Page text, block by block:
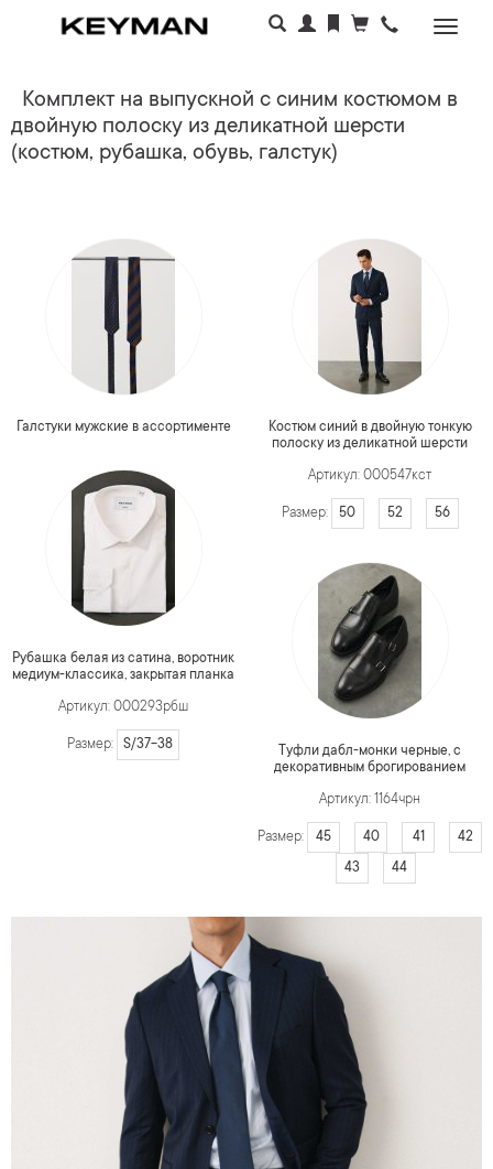
Комплект на выпускной с синим костюмом в
двойную полоску из деликатной шерсти
(костюм, рубашка, обувь, галстук)
Галстуки мужские в ассортименте
Рубашка белая из сатина, воротник
медиум-классика, закрытая планка
Артикул: 000293рбш
Размер: S/37-38
Костюм синий в двойную тонкую
полоску из деликатной шерсти
Артикул: 000547кст
Размер: 50 52 56
Туфли дабл-монки черные, с
декоративным брогированием
Артикул: 1164чрн
Размер: 45 40 41
42
43
44